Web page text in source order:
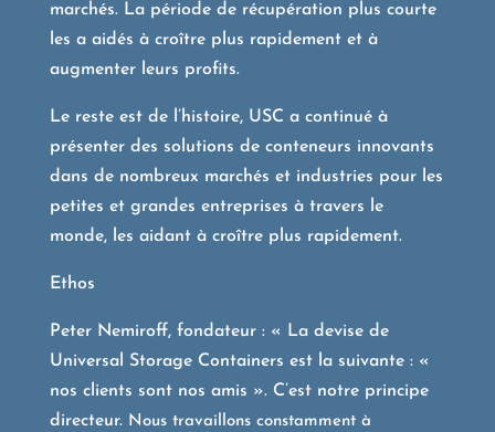
marchés. La période de récupération plus courte
les a aidés à croître plus rapidement et à
augmenter leurs profits.
Le reste est de l’histoire, USC a continué à
présenter des solutions de conteneurs innovants
dans de nombreux marchés et industries pour les
petites et grandes entreprises à travers le
monde, les aidant à croître plus rapidement.
Ethos
Peter Nemiroff, fondateur : « La devise de
Universal Storage Containers est la suivante : «
nos clients sont nos amis ». C’est notre principe
directeur. Nous travaillons constamment à